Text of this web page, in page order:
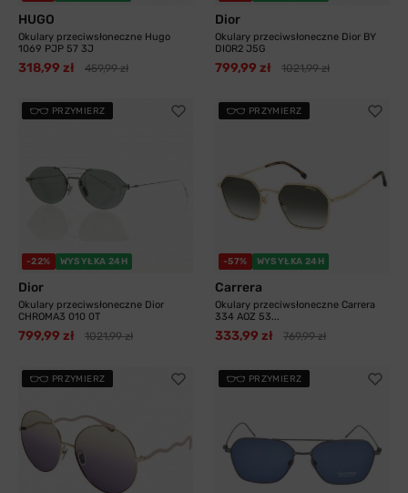
HUGO
Okulary przeciwsłoneczne Hugo
1069 PJP 57 3J
318,99 zł 459,99 zł
Dior
Okulary przeciwsłoneczne Dior BY
DIOR2 J5G
799,99 zł 1021,99 zł
PRZYMIERZ
-22% WYSYŁKA 24H
Dior
Okulary przeciwsłoneczne Dior
CHROMA3 010 0T
799,99 zł 1021,99 zł
PRZYMIERZ
-57% WYSYŁKA 24H
Carrera
Okulary przeciwsłoneczne Carrera
334 AOZ 53...
333,99 zł 769,99 zł
PRZYMIERZ PRZYMIERZ